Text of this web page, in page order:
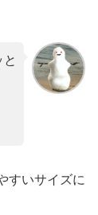
すいサイズに